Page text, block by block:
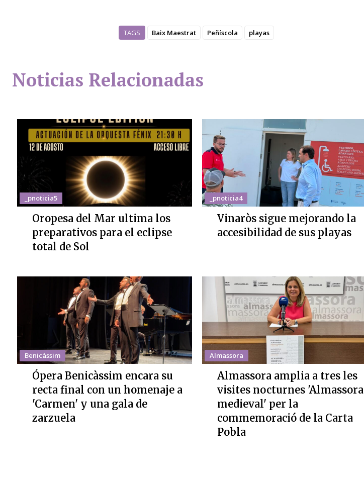
TAGS Baix Maestrat Peñíscola playas
Noticias Relacionadas
_pnoticia5
Oropesa del Mar ultima los
preparativos para el eclipse
total de Sol
_pnoticia4
Vinaròs sigue mejorando la
accesibilidad de sus playas
Benicàssim
Ópera Benicàssim encara su
recta final con un homenaje a
'Carmen' y una gala de
zarzuela
Almassora
Almassora amplia a tres les
visites nocturnes 'Almassora
medieval' per la
commemoració de la Carta
Pobla